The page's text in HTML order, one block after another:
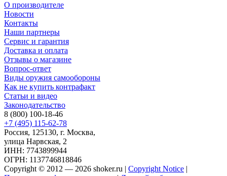
О производителе
Новости
Контакты
Наши партнеры
Сервис и гарантия
Доставка и оплата
Отзывы о магазине
Вопрос-ответ
Виды оружия самообороны
Как не купить контрафакт
Статьи и видео
Законодательство
8 (800) 100-18-46
+7 (495) 115-62-78
Россия, 125130, г. Москва,
улица Нарвская, 2
ИНН: 7743899944
ОГРН: 1137746818846
Copyright © 2012 — 2026 shoker.ru | Copyright Notice |